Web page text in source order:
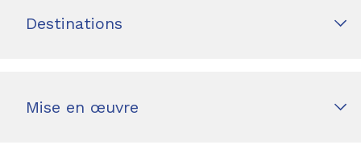
Destinations
Mise en œuvre